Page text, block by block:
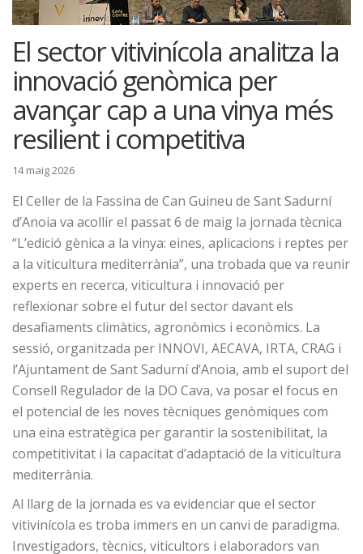
El sector vitivinícola analitza la
innovació genòmica per
avançar cap a una vinya més
resilient i competitiva
14 maig 2026
El Celler de la Fassina de Can Guineu de Sant Sadurní
d’Anoia va acollir el passat 6 de maig la jornada tècnica
“L’edició gènica a la vinya: eines, aplicacions i reptes per
a la viticultura mediterrània”, una trobada que va reunir
experts en recerca, viticultura i innovació per
reflexionar sobre el futur del sector davant els
desafiaments climàtics, agronòmics i econòmics. La
sessió, organitzada per INNOVI, AECAVA, IRTA, CRAG i
l’Ajuntament de Sant Sadurní d’Anoia, amb el suport del
Consell Regulador de la DO Cava, va posar el focus en
el potencial de les noves tècniques genòmiques com
una eina estratègica per garantir la sostenibilitat, la
competitivitat i la capacitat d’adaptació de la viticultura
mediterrània.
Al llarg de la jornada es va evidenciar que el sector
vitivinícola es troba immers en un canvi de paradigma.
Investigadors, tècnics, viticultors i elaboradors van